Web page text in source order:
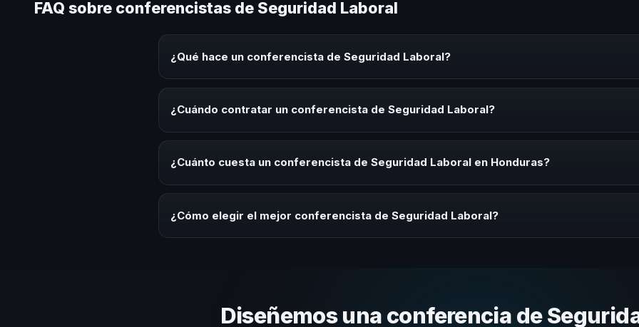
FAQ sobre conferencistas de Seguridad Laboral
¿Qué hace un conferencista de Seguridad Laboral?
audiencia.
¿Cuándo contratar un conferencista de Seguridad Laboral?
¿Cuánto cuesta un conferencista de Seguridad Laboral en Honduras?
¿Cómo elegir el mejor conferencista de Seguridad Laboral?
Diseñemos una conferencia de